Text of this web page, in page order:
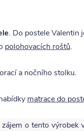
. Do postele Valentin
polohovacích roštů.
a nočního stolku.
matrace do
zájem o tento výrobek